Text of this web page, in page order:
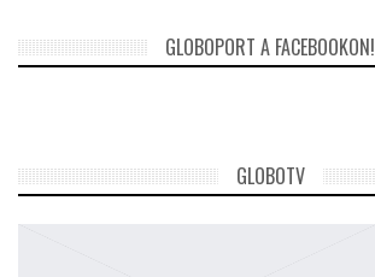
GLOBOPORT A FACEBOOKON!
GLOBOTV